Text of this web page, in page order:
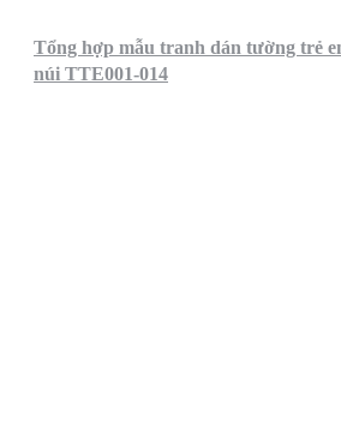
Tổng hợp mẫu tranh dán tường trẻ
núi TTE001-014